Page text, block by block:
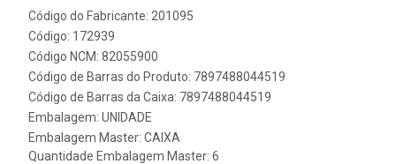
Código do Fabricante: 201095
Código: 172939
Código NCM: 82055900
Código de Barras do Produto: 7897488044519
Código de Barras da Caixa: 7897488044519
Embalagem: UNIDADE
Embalagem Master: CAIXA
Quantidade Embalagem Master: 6